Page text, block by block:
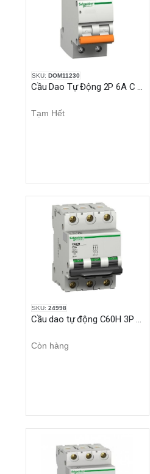
SKU: DOM11230
Cầu Dao Tự Động 2P 6A C 4.5kA Domae
Tạm Hết
SKU: 24998
Cầu dao tự động C60H 3P 6A 10KA Multi9
Còn hàng